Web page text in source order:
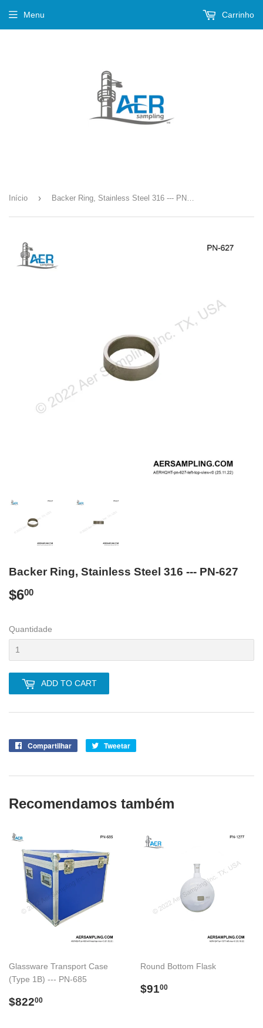
Menu Carrinho
Início › Backer Ring, Stainless Steel 316 --- PN-627
Backer Ring, Stainless Steel 316 --- PN-627
$600
Quantidade
ADD TO CART
Compartilhar
CompartilheTweetar
Recomendamos também
Glassware Transport Case
(Type 1B) --- PN-685
Preço
$82200
Round Bottom Flask
Preço
$9100